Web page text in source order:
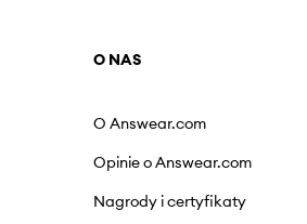
O NAS
O Answear.com
Opinie o Answear.com
Nagrody i certyfikaty